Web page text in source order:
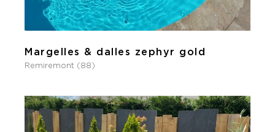
Margelles & dalles zephyr gold
Remiremont (88)